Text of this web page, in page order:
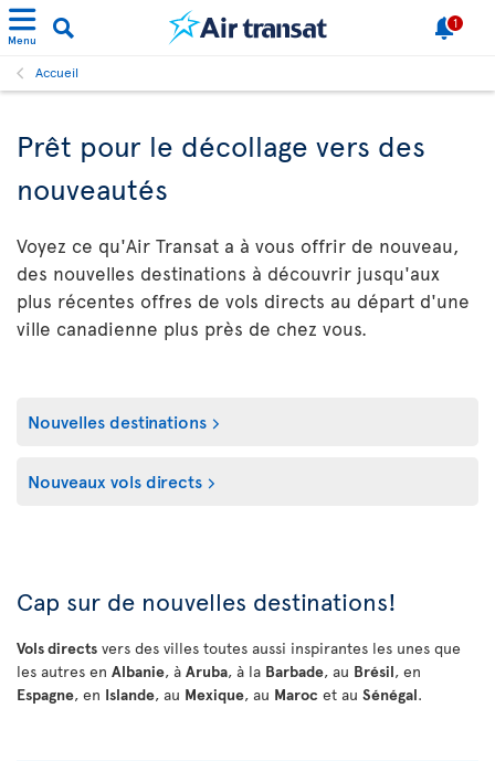
Menu
1
Accueil
Prêt pour le décollage vers des
nouveautés
Voyez ce qu'Air Transat a à vous offrir de nouveau,
des nouvelles destinations à découvrir jusqu'aux
plus récentes offres de vols directs au départ d'une
ville canadienne plus près de chez vous.
Nouvelles destinations
Nouveaux vols directs
Cap sur de nouvelles destinations!
Vols directs vers des villes toutes aussi inspirantes les unes que
les autres en Albanie, à Aruba, à la Barbade, au Brésil, en
Espagne, en Islande, au Mexique, au Maroc et au Sénégal.